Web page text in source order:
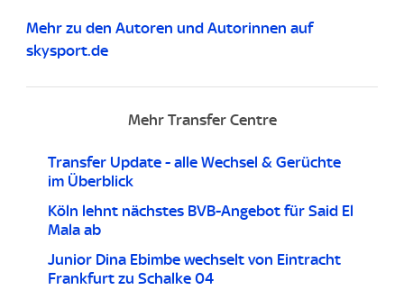
Mehr zu den Autoren und Autorinnen auf
skysport.de
Mehr Transfer Centre
Transfer Update - alle Wechsel & Gerüchte
im Überblick
Köln lehnt nächstes BVB-Angebot für Said El
Mala ab
Junior Dina Ebimbe wechselt von Eintracht
Frankfurt zu Schalke 04